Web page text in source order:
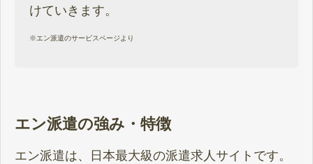
けていきます。
※エン派遣のサービスページより
エン派遣の強み・特徴
エン派遣は、日本最大級の派遣求人サイトです。